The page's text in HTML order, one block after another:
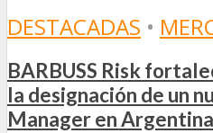
DESTACADAS •
BARBUSS Risk
la designación de un
Manager en Argentina